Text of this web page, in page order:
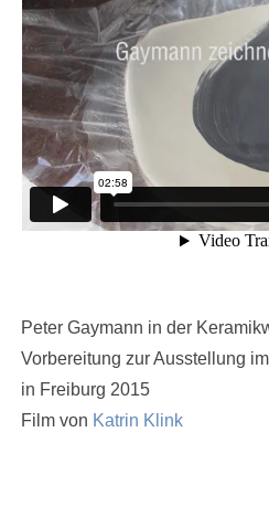
Peter Gaymann in der
Vorbereitung zur Ausstellung
in Freiburg 2015
Film von Katrin Klink